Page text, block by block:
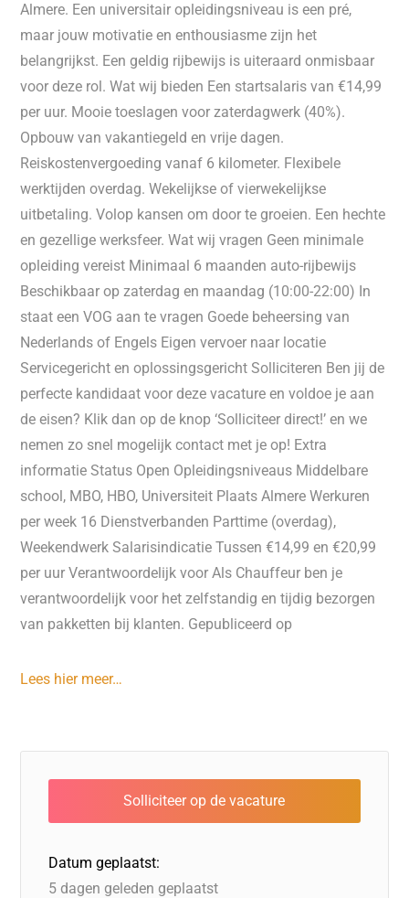
Almere. Een universitair opleidingsniveau is een pré,
maar jouw motivatie en enthousiasme zijn het
belangrijkst. Een geldig rijbewijs is uiteraard onmisbaar
voor deze rol. Wat wij bieden Een startsalaris van €14,99
per uur. Mooie toeslagen voor zaterdagwerk (40%).
Opbouw van vakantiegeld en vrije dagen.
Reiskostenvergoeding vanaf 6 kilometer. Flexibele
werktijden overdag. Wekelijkse of vierwekelijkse
uitbetaling. Volop kansen om door te groeien. Een hechte
en gezellige werksfeer. Wat wij vragen Geen minimale
opleiding vereist Minimaal 6 maanden auto-rijbewijs
Beschikbaar op zaterdag en maandag (10:00-22:00) In
staat een VOG aan te vragen Goede beheersing van
Nederlands of Engels Eigen vervoer naar locatie
Servicegericht en oplossingsgericht Solliciteren Ben jij de
perfecte kandidaat voor deze vacature en voldoe je aan
de eisen? Klik dan op de knop ‘Solliciteer direct!’ en we
nemen zo snel mogelijk contact met je op! Extra
informatie Status Open Opleidingsniveaus Middelbare
school, MBO, HBO, Universiteit Plaats Almere Werkuren
per week 16 Dienstverbanden Parttime (overdag),
Weekendwerk Salarisindicatie Tussen €14,99 en €20,99
per uur Verantwoordelijk voor Als Chauffeur ben je
verantwoordelijk voor het zelfstandig en tijdig bezorgen
van pakketten bij klanten. Gepubliceerd op
Lees hier meer…
Datum geplaatst:
5 dagen geleden geplaatst